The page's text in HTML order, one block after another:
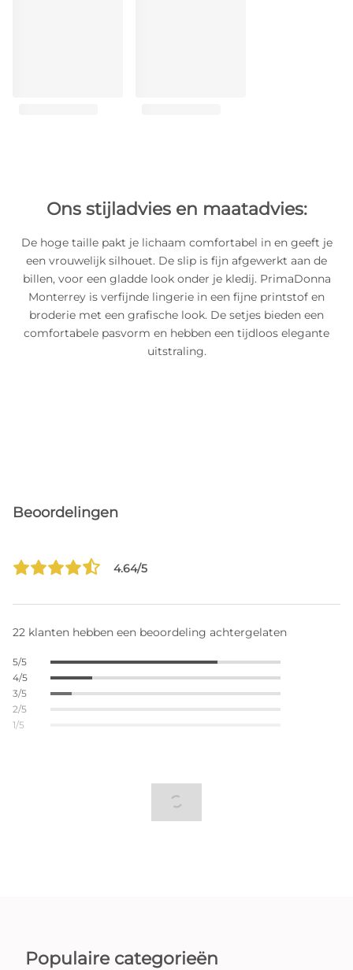
Ons stijladvies en maatadvies:
De hoge taille pakt je lichaam comfortabel in en geeft je
een vrouwelijk silhouet. De slip is fijn afgewerkt aan de
billen, voor een gladde look onder je kledij. PrimaDonna
Monterrey is verfijnde lingerie in een fijne printstof en
broderie met een grafische look. De setjes bieden een
comfortabele pasvorm en hebben een tijdloos elegante
uitstraling.
Beoordelingen
4.64/5
22 klanten hebben een beoordeling achtergelaten
5/5
4/5
3/5
2/5
1/5
Populaire categorieën